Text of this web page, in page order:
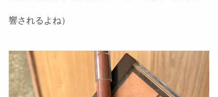
響されるよね）